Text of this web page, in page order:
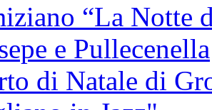
“La Notte
e Pullecenella
di Natale di